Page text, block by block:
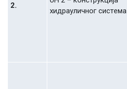
2.
хидрaуличнoг систeмa